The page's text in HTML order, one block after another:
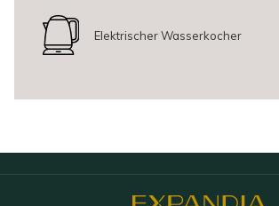
Elektrischer Wasserkocher